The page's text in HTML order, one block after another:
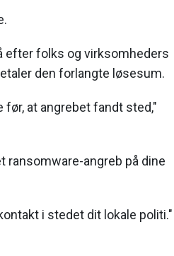
efter folks og virksomheders
den forlangte løsesum.
at angrebet fandt sted,"
ransomware-angreb på dine
i stedet dit lokale politi."